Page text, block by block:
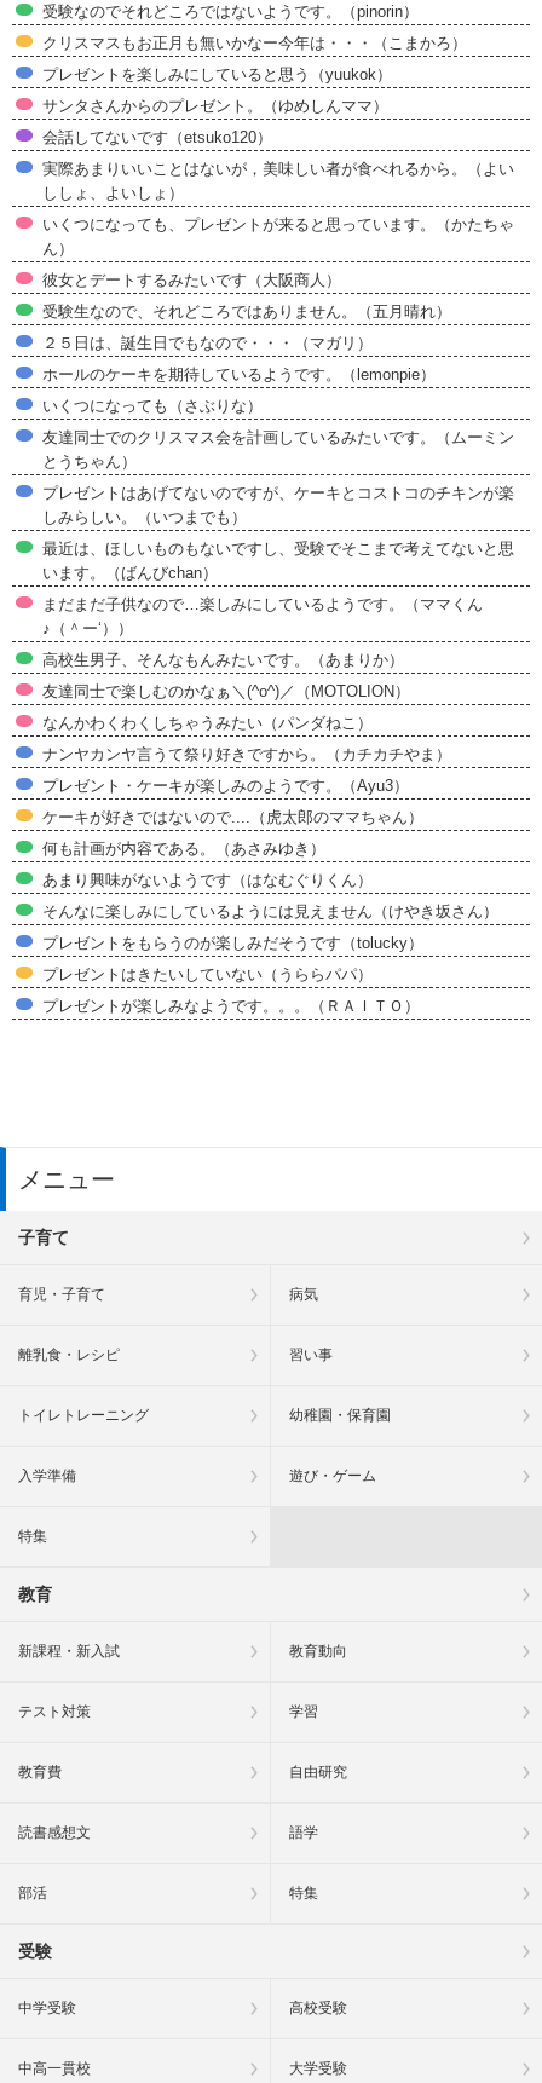
受験なのでそれどころではないようです。（pinorin）
クリスマスもお正月も無いかなー今年は・・・（こまかろ）
プレゼントを楽しみにしていると思う（yuukok）
サンタさんからのプレゼント。（ゆめしんママ）
会話してないです（etsuko120）
実際あまりいいことはないが，美味しい者が食べれるから。（よい
ししょ、よいしょ）
いくつになっても、プレゼントが来ると思っています。（かたちゃ
ん）
彼女とデートするみたいです（大阪商人）
受験生なので、それどころではありません。（五月晴れ）
２５日は、誕生日でもなので・・・（マガリ）
ホールのケーキを期待しているようです。（lemonpie）
いくつになっても（さぶりな）
友達同士でのクリスマス会を計画しているみたいです。（ムーミン
とうちゃん）
プレゼントはあげてないのですが、ケーキとコストコのチキンが楽
しみらしい。（いつまでも）
最近は、ほしいものもないですし、受験でそこまで考えてないと思
います。（ばんびchan）
まだまだ子供なので…楽しみにしているようです。（ママくん
♪（＾ー‘））
高校生男子、そんなもんみたいです。（あまりか）
友達同士で楽しむのかなぁ＼(^o^)／（MOTOLION）
なんかわくわくしちゃうみたい（パンダねこ）
ナンヤカンヤ言うて祭り好きですから。（カチカチやま）
プレゼント・ケーキが楽しみのようです。（Ayu3）
ケーキが好きではないので....（虎太郎のママちゃん）
何も計画が内容である。（あさみゆき）
あまり興味がないようです（はなむぐりくん）
そんなに楽しみにしているようには見えません（けやき坂さん）
プレゼントをもらうのが楽しみだそうです（tolucky）
プレゼントはきたいしていない（うららパパ）
プレゼントが楽しみなようです。。。（ＲＡＩＴＯ）
メニュー
子育て
育児・子育て 病気
離乳食・レシピ 習い事
トイレトレーニング 幼稚園・保育園
入学準備 遊び・ゲーム
特集
教育
新課程・新入試 教育動向
テスト対策 学習
教育費 自由研究
読書感想文 語学
部活 特集
受験
中学受験 高校受験
中高一貫校 大学受験